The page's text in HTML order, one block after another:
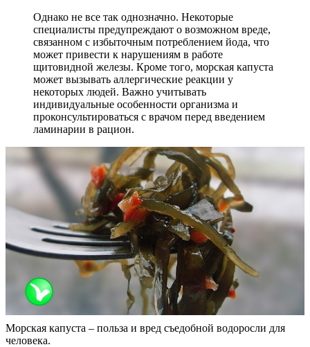
Однако не все так однозначно. Некоторые
специалисты предупреждают о возможном вреде,
связанном с избыточным потреблением йода, что
может привести к нарушениям в работе
щитовидной железы. Кроме того, морская капуста
может вызывать аллергические реакции у
некоторых людей. Важно учитывать
индивидуальные особенности организма и
проконсультироваться с врачом перед введением
ламинарии в рацион.
Морская капуста – польза и вред съедобной водоросли для
человека.